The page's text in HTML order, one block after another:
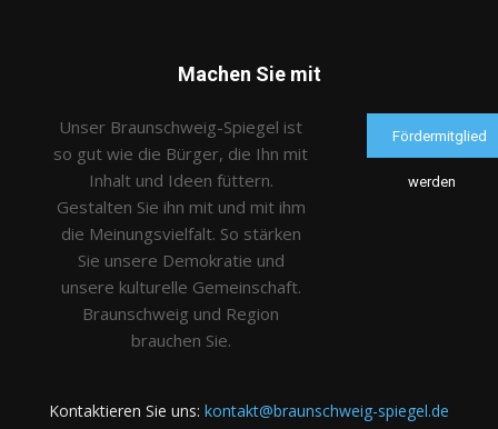
Machen Sie mit
Unser Braunschweig-Spiegel ist
so gut wie die Bürger, die Ihn mit
Inhalt und Ideen füttern.
Gestalten Sie ihn mit und mit ihm
die Meinungsvielfalt. So stärken
Sie unsere Demokratie und
unsere kulturelle Gemeinschaft.
Braunschweig und Region
brauchen Sie.
Fördermitglied
werden
Kontaktieren Sie uns: kontakt@braunschweig-spiegel.de